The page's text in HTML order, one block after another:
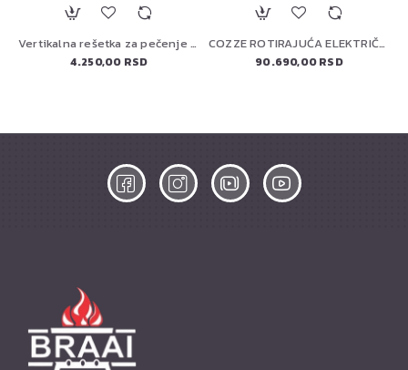
Vertikalna rešetka za pečenje živine Big Green Egg 117458
4.250,00 RSD
COZZE ROTIRAJUĆA ELEKTRIČNA PEĆ ZA PIZZU 13" (90446) PREMIUM
90.690,00 RSD